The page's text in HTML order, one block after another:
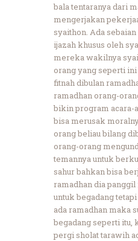
bala tentaranya dari
mengerjakan
syaithon. Ada
ijazah khusus oleh
mereka wakilnya
orang yang seperti
fitnah dibulan
ramadhan orang-
bikin program acara-
bisa merusak
orang beliau bilang
orang-orang
temannya untuk
sahur bahkan bisa
ramadhan dia
untuk begadang
ada ramadhan maka
begadang seperti itu,
pergi sholat tarawih